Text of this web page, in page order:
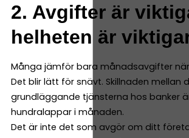
2. Avgifter är
helheten är
Många jämför bara månadsavgifter
Det blir lätt för snävt. Skillnaden mellan
grundläggande tjänsterna hos banker
hundralappar i månaden.
Det är inte det som avgör om ditt